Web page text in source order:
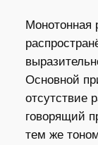
Монотонная
Основной
отсутствие
говорящий
тем же